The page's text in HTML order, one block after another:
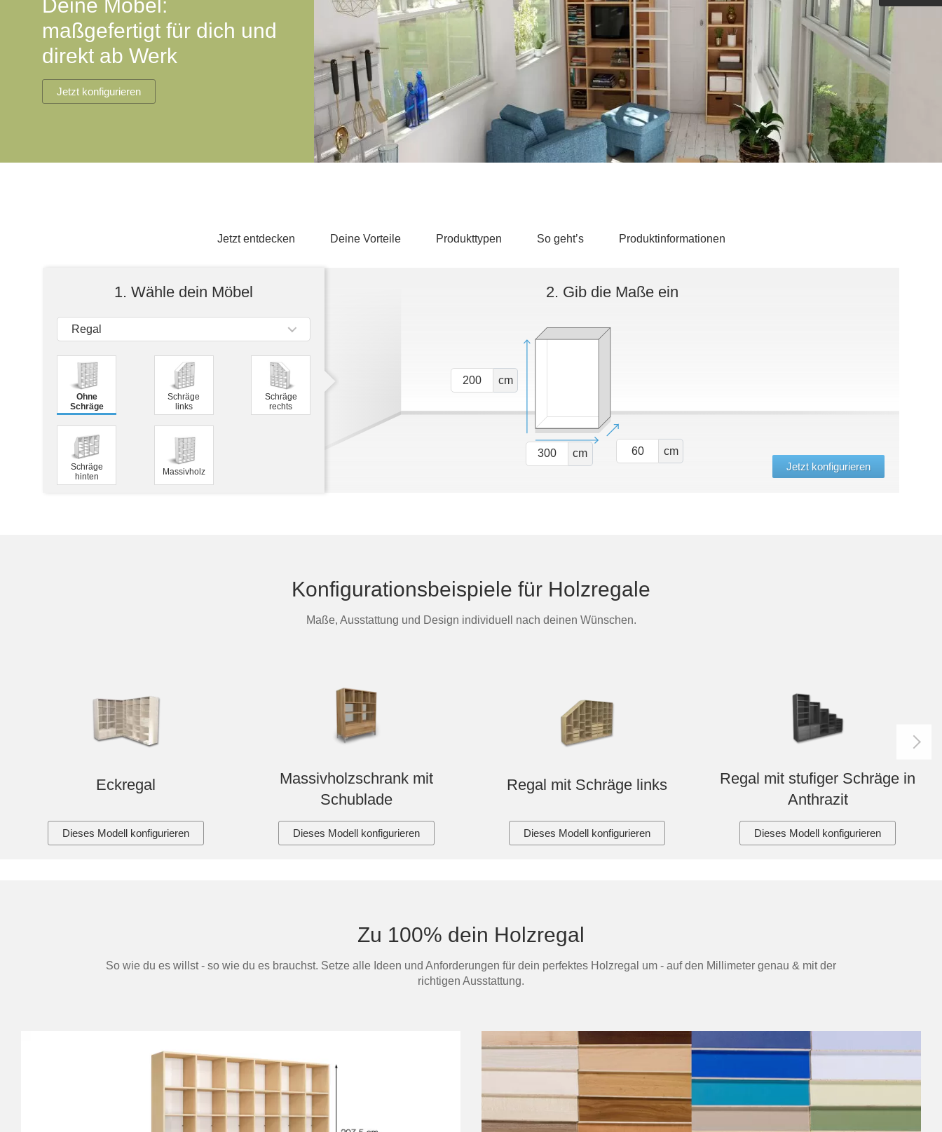
Einbauschrank
Eckschrank
Massivholzschrank
Schuhschrank
Hängeschrank
Highboard
Sideboard aus Massivholz
Schiebetür
Schiebetür als Raumteiler
Schiebetür vor einer Nische
Schiebetür als Durchgangstür
Schiebetür für Dachschräge
Tisch
Schreibtisch
höhenverstellbarer Schreibtisch
Couchtisch
Outdoorküche der Produktlinie
Ultima
Deine Möbel:
maßgefertigt für dich und
direkt ab Werk
Jetzt konfigurieren
Jetzt entdecken Deine Vorteile Produkttypen So geht’s Produktinformationen
1. Wähle dein Möbel
Regal
Ohne
Schräge
Schräge
links
Schräge
rechts
Schräge
hinten
Massivholz
2. Gib die Maße ein
cm
cm
cm
Jetzt konfigurieren
Konfigurationsbeispiele für Holzregale
Maße, Ausstattung und Design individuell nach deinen Wünschen.
Eckregal
Dieses Modell konfigurieren
Massivholzschrank mit
Schublade
Dieses Modell konfigurieren
Regal mit Schräge links
Dieses Modell konfigurieren
Regal mit stufiger Schräge in
Anthrazit
Dieses Modell konfigurieren
Zu 100% dein Holzregal
So wie du es willst - so wie du es brauchst. Setze alle Ideen und Anforderungen für dein perfektes Holzregal um - auf den Millimeter genau & mit der
richtigen Ausstattung.
Fronten renovieren
Für Dachschrägen
Hängeboards
Tische & Bänke
Wandboards
White Living